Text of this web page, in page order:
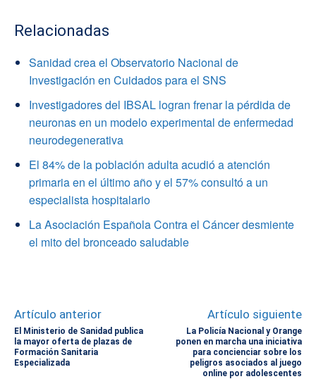
Relacionadas
Sanidad crea el Observatorio Nacional de
Investigación en Cuidados para el SNS
Investigadores del IBSAL logran frenar la pérdida de
neuronas en un modelo experimental de enfermedad
neurodegenerativa
El 84% de la población adulta acudió a atención
primaria en el último año y el 57% consultó a un
especialista hospitalario
La Asociación Española Contra el Cáncer desmiente
el mito del bronceado saludable
Artículo anterior
El Ministerio de Sanidad publica
la mayor oferta de plazas de
Formación Sanitaria
Especializada
Artículo siguiente
La Policía Nacional y Orange
ponen en marcha una iniciativa
para concienciar sobre los
peligros asociados al juego
online por adolescentes